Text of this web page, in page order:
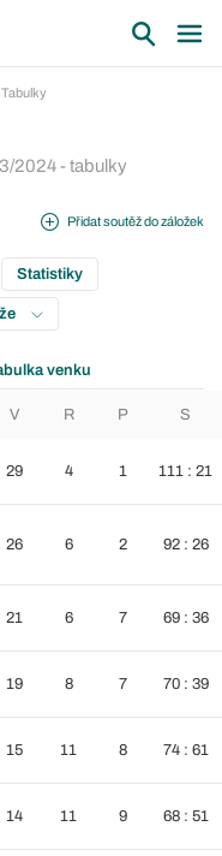
Tabulky
2024 - tabulky
Přidat soutěž do záložek
Statistiky
venku
V R P S
29 4 1 111 : 21
26 6 2 92 : 26
21 6 7 69 : 36
19 8 7 70 : 39
15 11 8 74 : 61
14 11 9 68 : 51